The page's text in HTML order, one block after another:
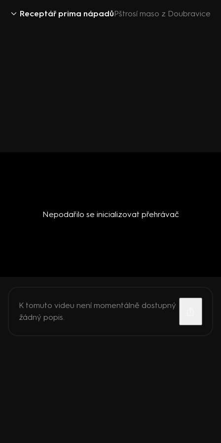
Receptář prima nápadůPštrosí maso z Doubravice
Nepodařilo se inicializovat přehrávač
K tomuto videu není momentálně dostupný
žádný popis.